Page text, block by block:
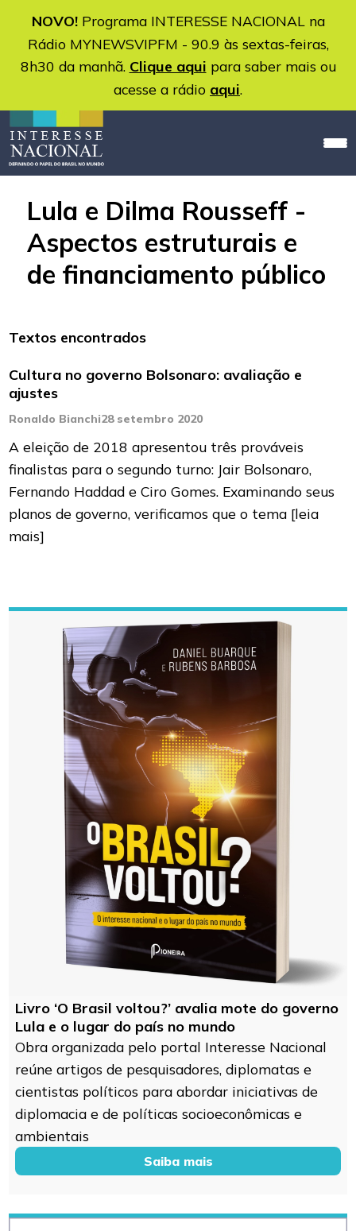
NOVO!Programa INTERESSE NACIONAL na
Rádio MYNEWSVIPFM - 90.9 às sextas-feiras,
8h30 da manhã. Clique aqui para saber mais ou
acesse a rádio aqui.
Lula e Dilma Rousseff -
Aspectos estruturais e
de financiamento público
Textos encontrados
Cultura no governo Bolsonaro: avaliação e
ajustes
Ronaldo Bianchi28 setembro 2020
A eleição de 2018 apresentou três prováveis
finalistas para o segundo turno: Jair Bolsonaro,
Fernando Haddad e Ciro Gomes. Examinando seus
planos de governo, verificamos que o tema [leia
mais]
Livro ‘O Brasil voltou?’ avalia mote do governo
Lula e o lugar do país no mundo
Obra organizada pelo portal Interesse Nacional
reúne artigos de pesquisadores, diplomatas e
cientistas políticos para abordar iniciativas de
diplomacia e de políticas socioeconômicas e
ambientais
Saiba mais